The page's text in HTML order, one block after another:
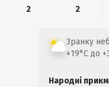
2
2
Зранку
+19°C до
Народні